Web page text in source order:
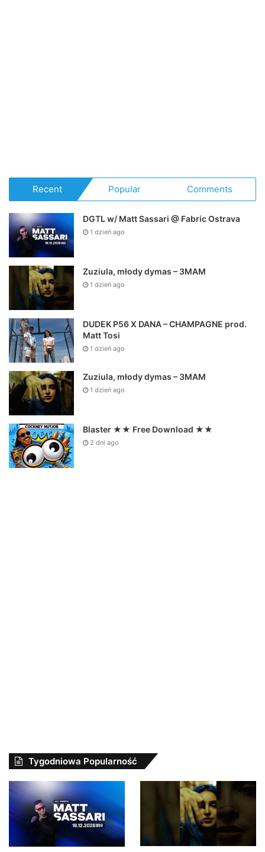
Recent Popular Comments
DGTL w/ Matt Sassari @ Fabric Ostrava
1 dzień ago
Zuziula, młody dymas – 3MAM
1 dzień ago
DUDEK P56 X DANA – CHAMPAGNE prod.
Matt Tosi
1 dzień ago
Zuziula, młody dymas – 3MAM
1 dzień ago
Blaster ★★ Free Download ★★
2 dni ago
Tygodniowa Popularność